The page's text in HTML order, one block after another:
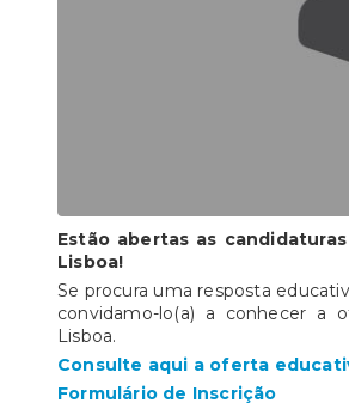
Estão abertas as
Lisboa!
Se procura uma resposta
convidamo-lo(a) a conhecer a
Lisboa.
Consulte aqui a oferta
Formulário de Inscrição